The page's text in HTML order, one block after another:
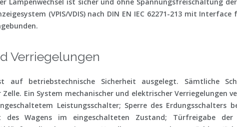
(VPIS/VDIS)nach DIN EN IEC 62271-213 mit
Verriegelungen
auf betriebstechnische Sicherheit ausgelegt. Sämtliche
Zelle. Ein System mechanischer und elektrischer Verriegelungen
Leistungsschalter; Sperre des Erdungsschalters
des Wagens im eingeschalteten Zustand; Türfreigabe der